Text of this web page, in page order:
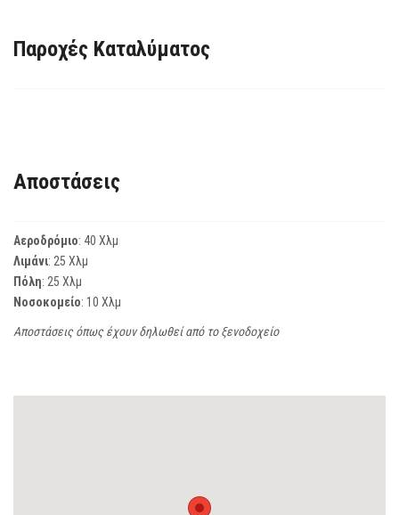
Παροχές Καταλύματος
Αποστάσεις
Αεροδρόμιο: 40 Χλμ
Λιμάνι: 25 Χλμ
Πόλη: 25 Χλμ
Νοσοκομείο: 10 Χλμ
Αποστάσεις όπως έχουν δηλωθεί από το ξενοδοχείο